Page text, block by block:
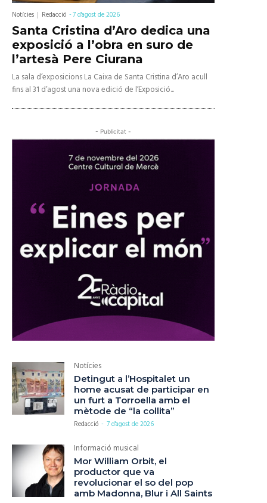
Notícies Redacció -7 d'agost de 2026
Santa Cristina d’Aro dedica una
exposició a l’obra en suro de
l’artesà Pere Ciurana
La sala d’exposicions La Caixa de Santa Cristina d’Aro acull
fins al 31 d’agost una nova edició de l’Exposició...
- Publicitat -
Notícies
Detingut a l’Hospitalet un
home acusat de participar en
un furt a Torroella amb el
mètode de “la collita”
Redacció - 7 d'agost de 2026
Informació musical
Mor William Orbit, el
productor que va
revolucionar el so del pop
amb Madonna, Blur i All Saints